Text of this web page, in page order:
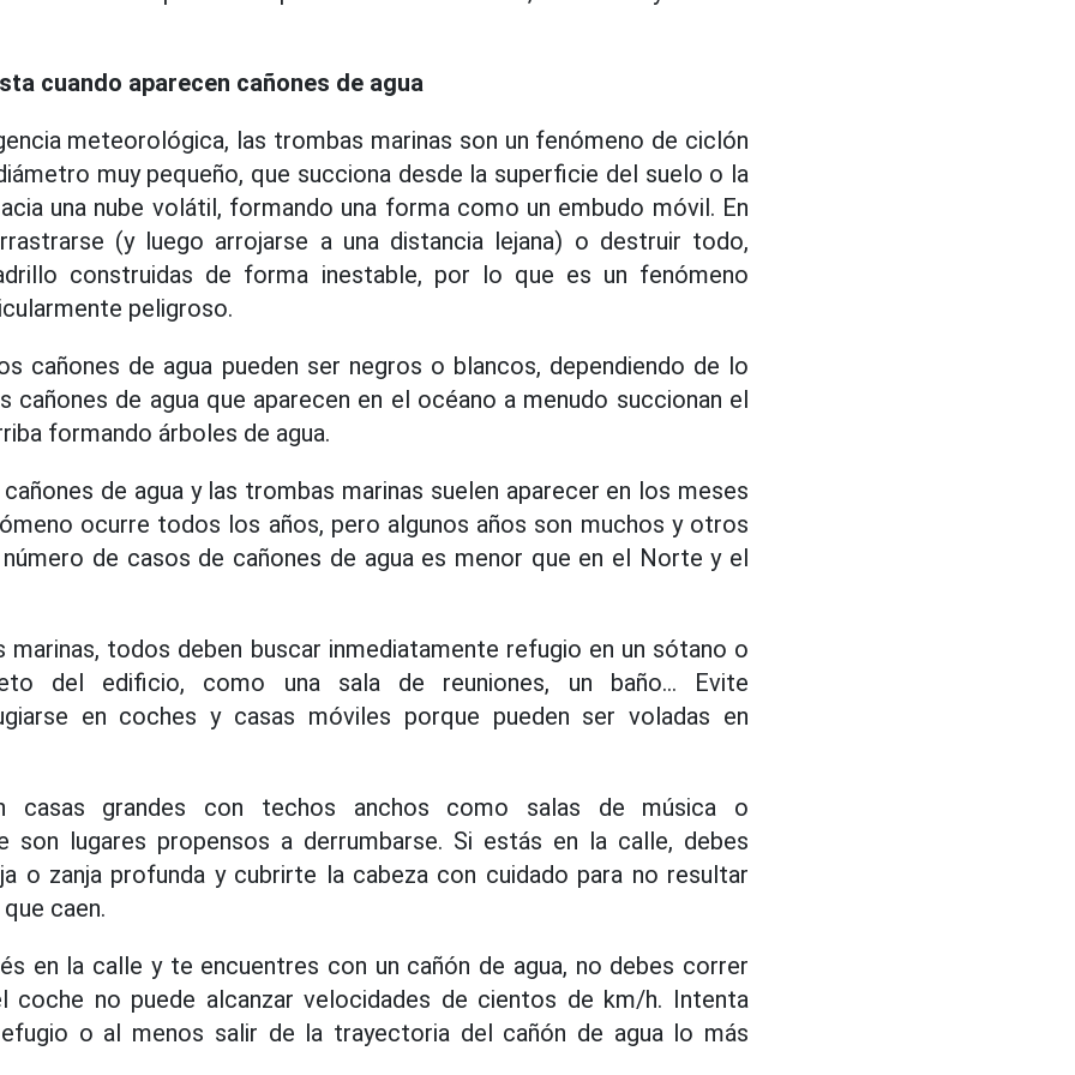
cuando aparecen cañones de agua
meteorológica, las trombas marinas son un fenómeno de ciclón
muy pequeño, que succiona desde la superficie del suelo o la
una nube volátil, formando una forma como un embudo móvil. En
(y luego arrojarse a una distancia lejana) o destruir todo,
construidas de forma inestable, por lo que es un fenómeno
peligroso.
cañones de agua pueden ser negros o blancos, dependiendo de lo
cañones de agua que aparecen en el océano a menudo succionan el
formando árboles de agua.
de agua y las trombas marinas suelen aparecer en los meses
ocurre todos los años, pero algunos años son muchos y otros
de casos de cañones de agua es menor que en el Norte y el
marinas, todos deben buscar inmediatamente refugio en un sótano o
del edificio, como una sala de reuniones, un baño... Evite
en coches y casas móviles porque pueden ser voladas en
casas grandes con techos anchos como salas de música o
son lugares propensos a derrumbarse. Si estás en la calle, debes
o zanja profunda y cubrirte la cabeza con cuidado para no resultar
caen.
en la calle y te encuentres con un cañón de agua, no debes correr
coche no puede alcanzar velocidades de cientos de km/h. Intenta
o al menos salir de la trayectoria del cañón de agua lo más